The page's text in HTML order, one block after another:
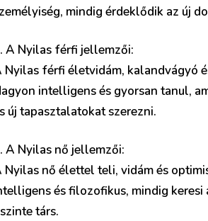
mindig érdeklődik az új
A Nyilas férfi jellemzői:
Nyilas férfi életvidám, kalandvágyó
intelligens és gyorsan tanul,
új tapasztalatokat szerezni.
A Nyilas nő jellemzői:
Nyilas nő élettel teli, vidám és
és filozofikus, mindig
társ.